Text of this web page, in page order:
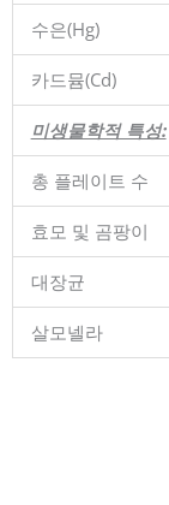
수은(Hg)
카드뮴(Cd)
미생물학적 특성:
총 플레이트 수
효모 및 곰팡이
대장균
살모넬라